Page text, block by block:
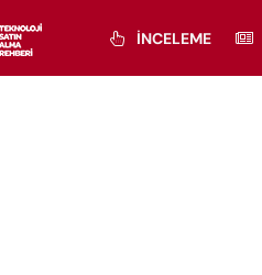
İNCELEME